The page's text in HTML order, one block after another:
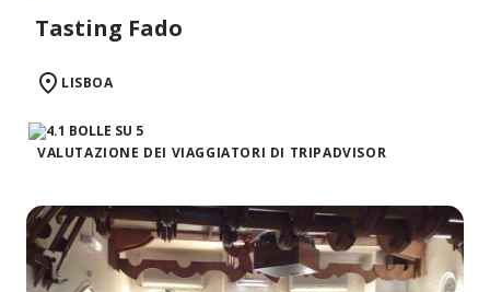
Tasting Fado
LISBOA
VALUTAZIONE DEI VIAGGIATORI DI TRIPADVISOR